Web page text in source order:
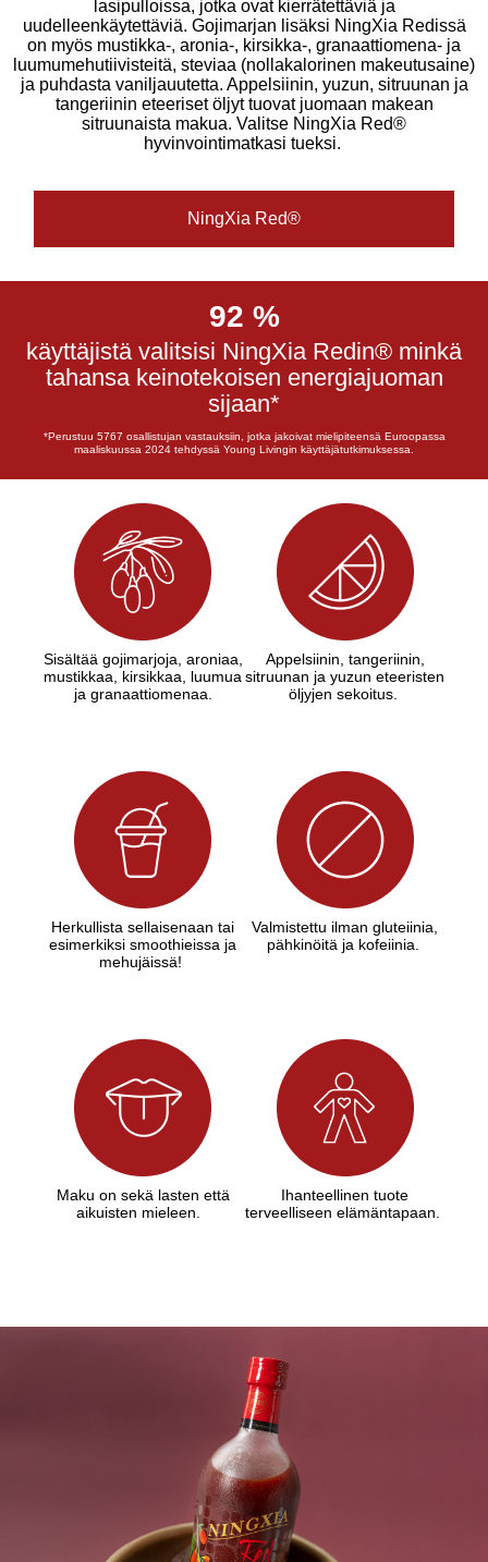
lasipulloissa, jotka ovat kierrätettäviä ja
uudelleenkäytettäviä. Gojimarjan lisäksi NingXia Redissä
on myös mustikka-, aronia-, kirsikka-, granaattiomena- ja
luumumehutiivisteitä, steviaa (nollakalorinen makeutusaine)
ja puhdasta vaniljauutetta. Appelsiinin, yuzun, sitruunan ja
tangeriinin eteeriset öljyt tuovat juomaan makean
sitruunaista makua. Valitse NingXia Red®
hyvinvointimatkasi tueksi.
NingXia Red®
92 % ​
käyttäjistä valitsisi NingXia Redin® minkä
tahansa keinotekoisen energiajuoman
sijaan*
*Perustuu 5767 osallistujan vastauksiin, jotka jakoivat mielipiteensä Euroopassa
maaliskuussa 2024 tehdyssä Young Livingin käyttäjätutkimuksessa.
Sisältää gojimarjoja, aroniaa,
mustikkaa, kirsikkaa, luumua
ja granaattiomenaa.
Appelsiinin, tangeriinin,
sitruunan ja yuzun eteeristen
öljyjen sekoitus.
Herkullista sellaisenaan tai
esimerkiksi smoothieissa ja
mehujäissä!
Valmistettu ilman gluteiinia,
pähkinöitä ja kofeiinia.
Maku on sekä lasten että
aikuisten mieleen.
Ihanteellinen tuote
terveelliseen elämäntapaan.